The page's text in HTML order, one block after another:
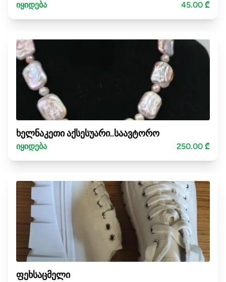
იყიდება 45.00 ₾
ხელნაკეთი აქსესუარი..საავტორო
იყიდება 250.00 ₾
ფეხსაცმელი